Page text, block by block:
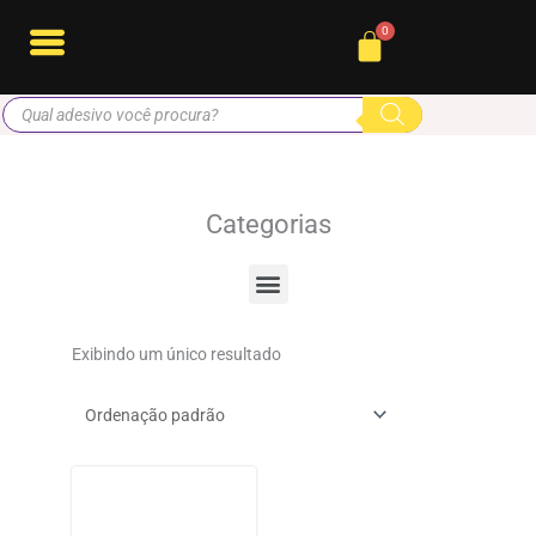
para
conteúdo
Cart
Pesquisar
produtos
Categorias
Menu
Exibindo um único resultado